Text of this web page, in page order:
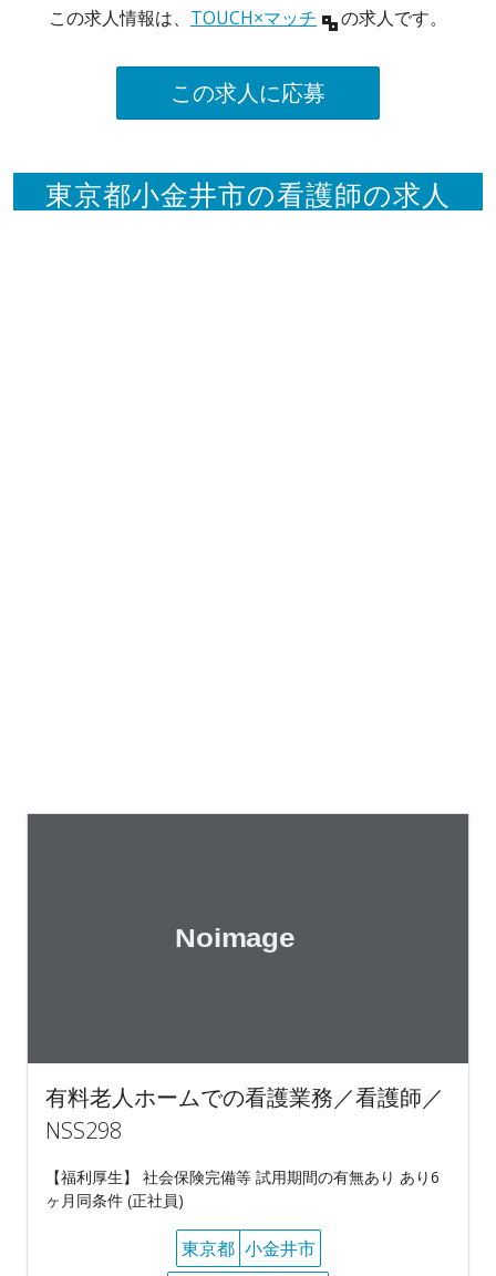
この求人情報は、 TOUCH×マッチ の求人です。
この求人に応募
東京都小金井市の看護師の求人
有料老人ホームでの看護業務／看護師／
NSS298
【福利厚生】 社会保険完備等 試用期間の有無あり あり6
ヶ月同条件 (正社員)
東京都 小金井市